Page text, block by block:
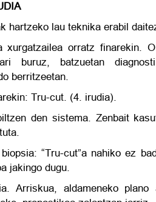
hartzeko lau teknika erabil
xurgatzailea orratz finarekin.
buruz, batzuetan
berritzeetan.
Tru-cut. (4. irudia).
den sistema. Zenbait
“Tru-cut”a nahiko ez
jakingo dugu.
Arriskua, aldameneko plano